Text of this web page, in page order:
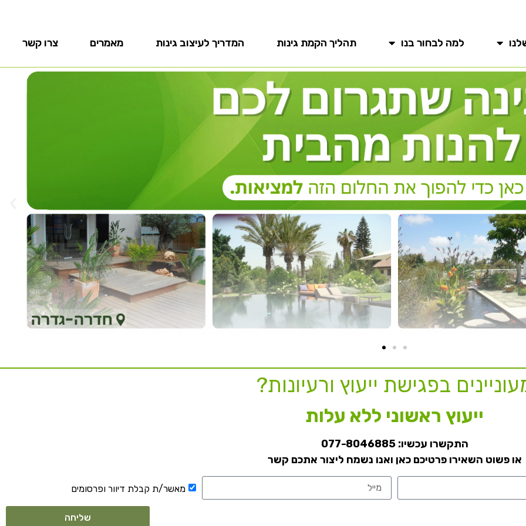
למה לבחור בנו תהליך הקמת גינות המדריך לעיצוב גינות מאמרים צרו קשר
בפגישת ייעוץ ורעיונות?
ייעוץ ראשוני ללא עלות
התקשרו עכשיו:077-8046885
או פשוט השאירו פרטיכם כאן ואנו נשמח ליצור אתכם קשר
מאשר/ת קבלת דיוור ופרסומים
שליחה